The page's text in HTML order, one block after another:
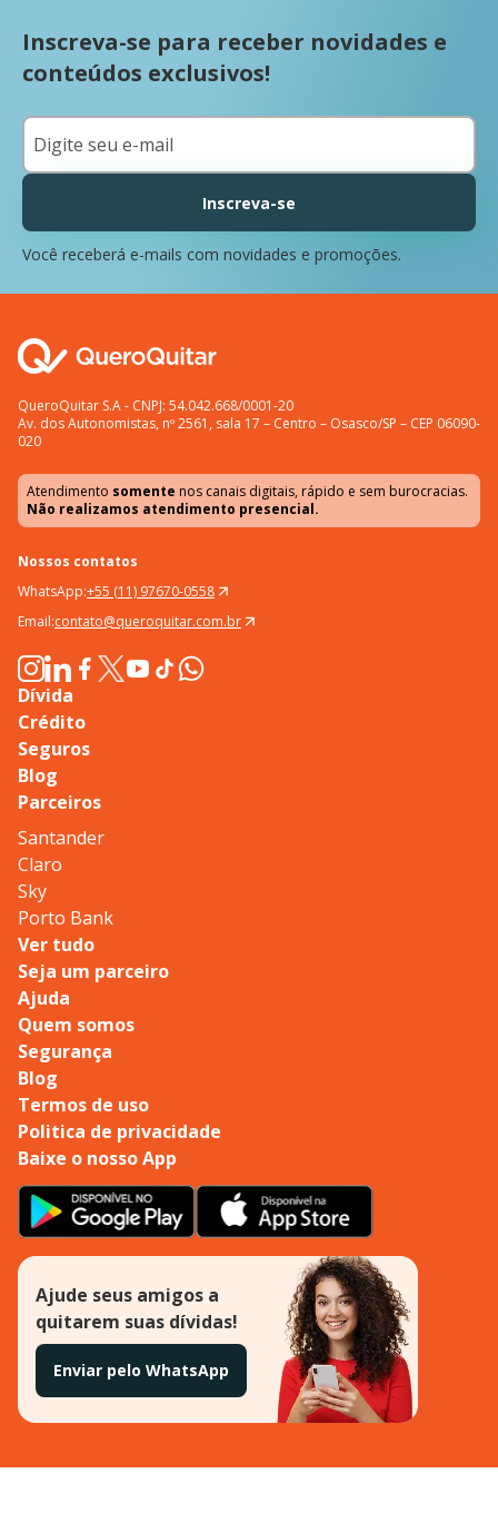
Inscreva-se para receber novidades e
conteúdos exclusivos!
Inscreva-se
Você receberá e-mails com novidades e promoções.
QueroQuitar S.A - CNPJ: 54.042.668/0001-20
Av. dos Autonomistas, nº 2561, sala 17 – Centro – Osasco/SP – CEP 06090-
020
Atendimento somente nos canais digitais, rápido e sem burocracias.
Não realizamos atendimento presencial.
Nossos contatos
WhatsApp:+55 (11) 97670-0558
Email:contato@queroquitar.com.br
Dívida
Crédito
Seguros
Blog
Parceiros
Santander
Claro
Sky
Porto Bank
Ver tudo
Seja um parceiro
Ajuda
Quem somos
Segurança
Blog
Termos de uso
Politica de privacidade
Baixe o nosso App
Ajude seus amigos a
quitarem suas dívidas!
Enviar pelo WhatsApp